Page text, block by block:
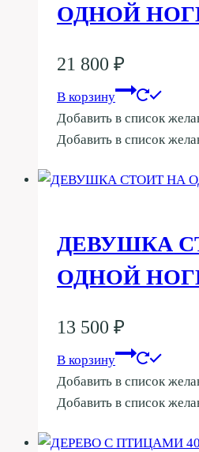
ОДНОЙ
21 800 ₽
В корзину
Добавить в список
Добавить в список
ДЕВУШКА
ОДНОЙ
13 500 ₽
В корзину
Добавить в список
Добавить в список